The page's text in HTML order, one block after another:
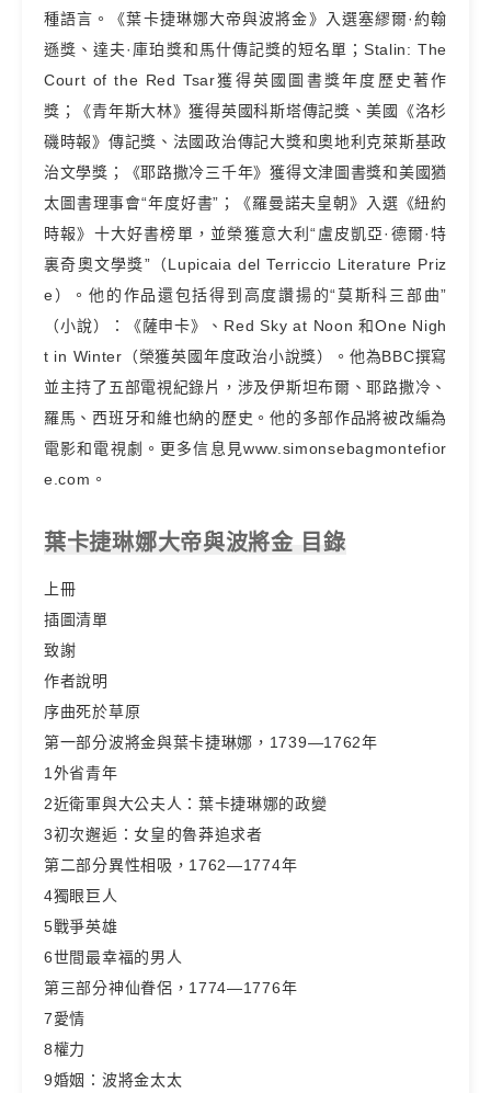
種語言。《葉卡捷琳娜大帝與波將金》入選塞繆爾·約翰
遜獎、達夫·庫珀獎和馬什傳記獎的短名單；Stalin: The
Court of the Red Tsar獲得英國圖書獎年度歷史著作
獎；《青年斯大林》獲得英國科斯塔傳記獎、美國《洛杉
磯時報》傳記獎、法國政治傳記大獎和奧地利克萊斯基政
治文學獎；《耶路撒冷三千年》獲得文津圖書獎和美國猶
太圖書理事會“年度好書”；《羅曼諾夫皇朝》入選《紐約
時報》十大好書榜單，並榮獲意大利“盧皮凱亞·德爾·特
裏奇奧文學獎”（Lupicaia del Terriccio Literature Priz
e）。他的作品還包括得到高度讚揚的“莫斯科三部曲”
（小說）：《薩申卡》、Red Sky at Noon 和One Nigh
t in Winter（榮獲英國年度政治小說獎）。他為BBC撰寫
並主持了五部電視紀錄片，涉及伊斯坦布爾、耶路撒冷、
羅馬、西班牙和維也納的歷史。他的多部作品將被改編為
電影和電視劇。更多信息見www.simonsebagmontefior
e.com。
葉卡捷琳娜大帝與波將金 目錄
上冊
插圖清單
致謝
作者說明
序曲死於草原
第一部分波將金與葉卡捷琳娜，1739—1762年
1外省青年
2近衛軍與大公夫人：葉卡捷琳娜的政變
3初次邂逅：女皇的魯莽追求者
第二部分異性相吸，1762—1774年
4獨眼巨人
5戰爭英雄
6世間最幸福的男人
第三部分神仙眷侶，1774—1776年
7愛情
8權力
9婚姻：波將金太太